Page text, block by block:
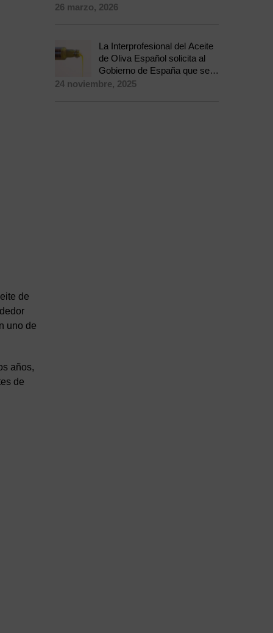
de
uno de
años,
de
australiano
26 marzo, 2026
La Interprofesional del Aceite
de Oliva Español solicita al
Gobierno de España que se
sume a la Propuesta de
24 noviembre, 2025